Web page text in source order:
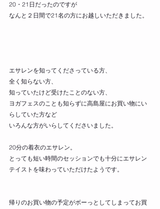
20・21日だったのですが
なんと２日間で21名の方にお越しいただきました。
エサレンを知ってくださっている方、
全く知らない方、
知っていたけど受けたことのない方、
ヨガフェスのことも知らずに高島屋にお買い物にい
らしていた方など
いろんな方がいらしてくださいました。
20分の着衣のエサレン。
とっても短い時間のセッションでも十分にエサレン
テイストを味わっていただけたようです。
帰りのお買い物の予定がボーっとしてしまってお買